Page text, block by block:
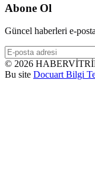
Abone Ol
Güncel haberleri e-
© 2026
Bu site Docuart Bilgi